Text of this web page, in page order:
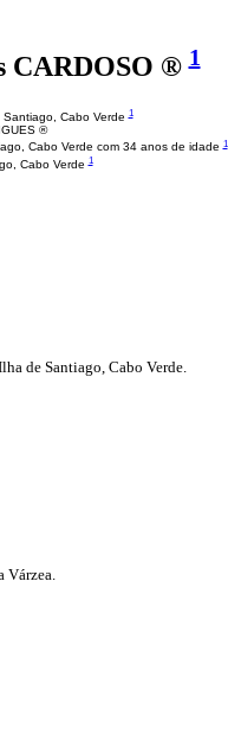
CARDOSO ®1
Santiago, Cabo Verde1
®
Cabo Verde com 34 anos de idade1
Cabo Verde1
de Santiago, Cabo Verde.
Várzea.